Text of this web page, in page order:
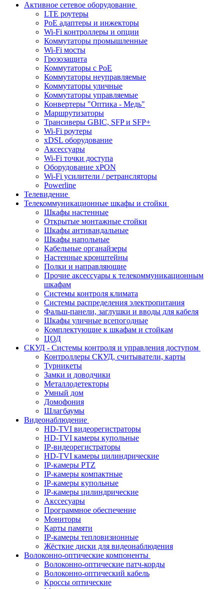
Активное сетевое оборудование
LTE роутеры
PoE адаптеры и инжекторы
Wi-Fi контроллеры и опции
Коммутаторы промышленные
Wi-Fi мосты
Грозозащита
Коммутаторы c PoE
Коммутаторы неуправляемые
Коммутаторы уличные
Коммутаторы управляемые
Конвертеры "Оптика - Медь"
Маршрутизаторы
Трансиверы GBIC, SFP и SFP+
Wi-Fi роутеры
xDSL оборудование
Аксессуары
Wi-Fi точки доступа
Оборудование хPON
Wi-Fi усилители / ретрансляторы
Powerline
Телевидение
Телекоммуникационные шкафы и стойки
Шкафы настенные
Открытые монтажные стойки
Шкафы антивандальные
Шкафы напольные
Кабельные органайзеры
Настенные кронштейны
Полки и направляющие
Прочие аксессуары к телекоммуникационным
шкафам
Системы контроля климата
Системы распределения электропитания
Фальш-панели, заглушки и вводы для кабеля
Шкафы уличные всепогодные
Комплектующие к шкафам и стойкам
ЦОД
СКУД - Системы контроля и управления доступом
Контроллеры СКУД, считыватели, карты
Турникеты
Замки и доводчики
Металлодетекторы
Умный дом
Домофония
Шлагбаумы
Видеонаблюдение
HD-TVI видеорегистраторы
HD-TVI камеры купольные
IP-видеорегистраторы
HD-TVI камеры цилиндрические
IP-камеры PTZ
IP-камеры компактные
IP-камеры купольные
IP-камеры цилиндрические
Акссесуары
Программное обеспечение
Мониторы
Карты памяти
IP-камеры тепловизионные
Жёсткие диски для видеонаблюдения
Волоконно-оптические компоненты
Волоконно-оптические патч-корды
Волоконно-оптический кабель
Кроссы оптические